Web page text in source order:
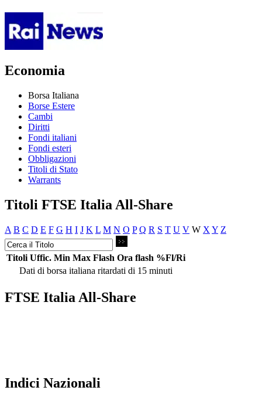
Economia
Borsa Italiana
Borse Estere
Cambi
Diritti
Fondi italiani
Fondi esteri
Obbligazioni
Titoli di Stato
Warrants
Titoli FTSE Italia All-Share
A B C D E F G H I J K L M N O P Q R S T U V W X Y Z
Titoli Uffic. Min Max Flash Ora flash %Fl/Ri
Dati di borsa italiana ritardati di 15 minuti
FTSE Italia All-Share
Indici Nazionali